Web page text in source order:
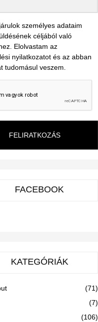
személyes adataim
céljából való
Elolvastam az
nyilatkozatot és az abban
tudomásul veszem.
FELIRATKOZÁS
FACEBOOK
KATEGÓRIÁK
(71)
(7)
(106)